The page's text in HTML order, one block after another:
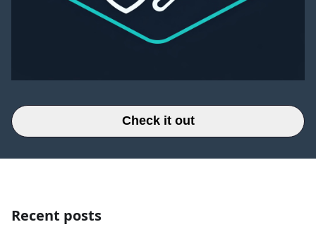
Check it out
Recent posts